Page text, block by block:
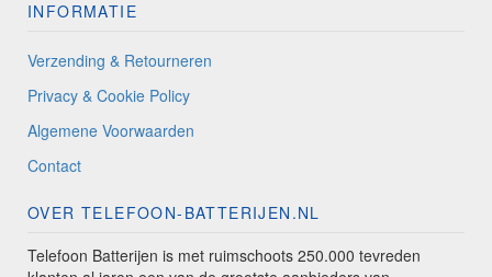
INFORMATIE
Verzending & Retourneren
Privacy & Cookie Policy
Algemene Voorwaarden
Contact
OVER TELEFOON-BATTERIJEN.NL
Telefoon Batterijen is met ruimschoots 250.000 tevreden